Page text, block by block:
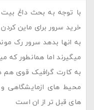
با توجه به بحث داغ بیت
خرید سرور برای ماین
به کارت گرافیک قوی هم
های قبل تر از ان است